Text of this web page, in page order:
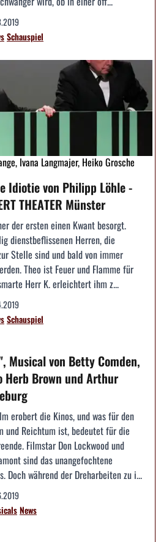
Schauspiel
Ivana Langmajer, Heiko Grosche
Idiotie von Philipp Löhle -
THEATER Münster
der ersten einen Kwant besorgt.
dienstbeflissenen Herren, die
Stelle sind und bald von immer
Theo ist Feuer und Flamme für
Herr K. erleichtert ihm z...
Schauspiel
Musical von Betty Comden,
Herb Brown und Arthur
erobert die Kinos, und was für den
und Reichtum ist, bedeutet für die
Filmstar Don Lockwood und
sind das unangefochtene
Doch während der Dreharbeiten zu i...
News